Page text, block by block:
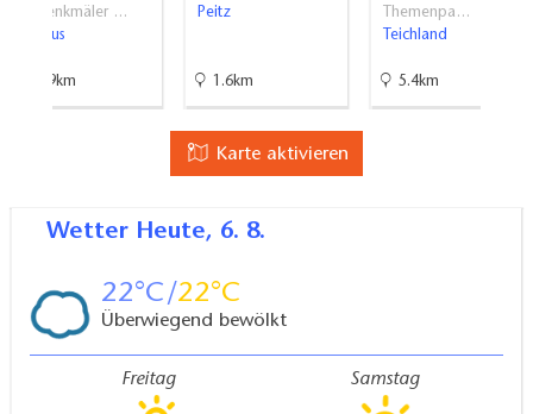
Baudenkmäler …
Cottbus
13.9km
Peitz
1.6km
Themenpa…
Teichland
5.4km
Karte aktivieren
Wetter Heute, 6. 8.
22 22
Überwiegend bewölkt
Freitag Samstag